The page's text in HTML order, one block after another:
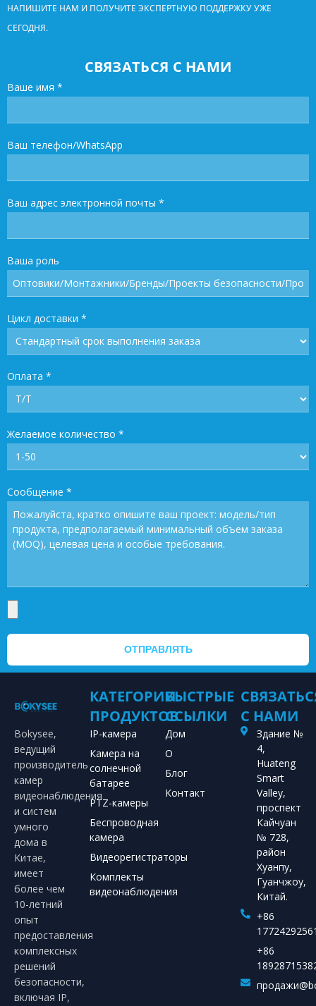
НАПИШИТЕ НАМ И ПОЛУЧИТЕ ЭКСПЕРТНУЮ ПОДДЕРЖКУ УЖЕ
СЕГОДНЯ.
СВЯЗАТЬСЯ С НАМИ
Ваше имя *
Ваш телефон/WhatsApp
Ваш адрес электронной почты *
Ваша роль
Цикл доставки *
Оплата *
Желаемое количество *
Сообщение *
ОТПРАВЛЯТЬ
Bokysee,
ведущий
производитель
камер
видеонаблюдения
и систем
умного
дома в
Китае,
имеет
более чем
10-летний
опыт
предоставления
комплексных
решений
безопасности,
включая IP,
КАТЕГОРИИ
ПРОДУКТОВ
IP-камера
Камера на
солнечной
батарее
PTZ-камеры
Беспроводная
камера
Видеорегистраторы
Комплекты
видеонаблюдения
БЫСТРЫЕ
ССЫЛКИ
Дом
О
Блог
Контакт
С НАМИ
Здание №
4,
Huateng
Smart
Valley,
проспект
Кайчуан
№ 728,
район
Хуанпу,
Гуанчжоу,
Китай.
+86
+86